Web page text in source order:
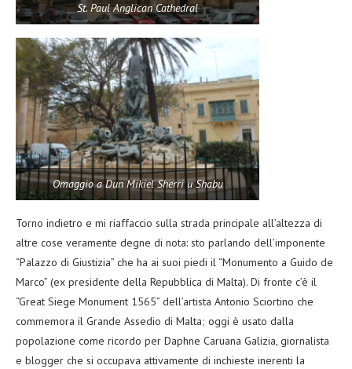
St. Paul Anglican Cathedral
Omaggio a Dun Mikiel Sherri u Shabu
Torno indietro e mi riaffaccio sulla strada principale all’altezza di
altre cose veramente degne di nota: sto parlando dell’imponente
“Palazzo di Giustizia” che ha ai suoi piedi il “Monumento a Guido de
Marco” (ex presidente della Repubblica di Malta). Di fronte c’è il
“Great Siege Monument 1565” dell’artista Antonio Sciortino che
commemora il Grande Assedio di Malta; oggi è usato dalla
popolazione come ricordo per Daphne Caruana Galizia, giornalista
e blogger che si occupava attivamente di inchieste inerenti la